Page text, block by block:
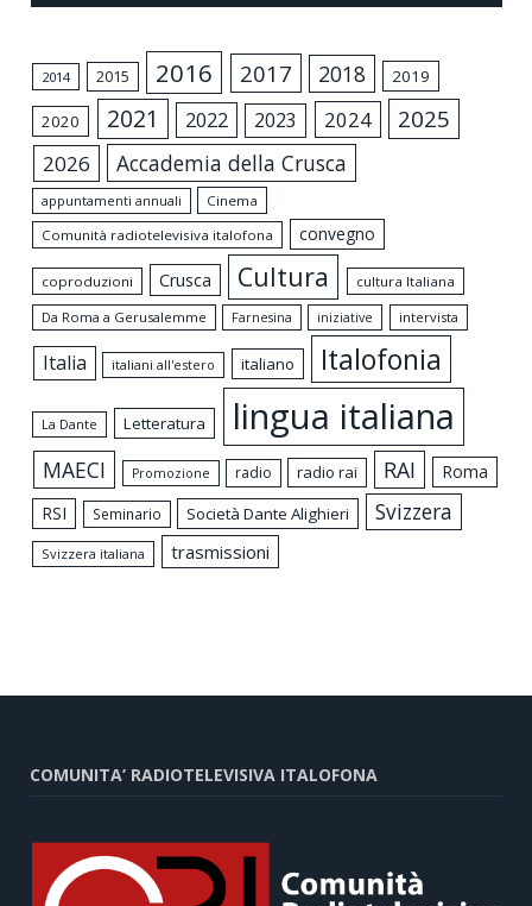
2014 2015 2016 2017 2018 2019
2020 2021 2022 2023 2024 2025
2026 Accademia della Crusca
appuntamenti annuali
Cinema
Comunità radiotelevisiva italofona
convegno
coproduzioni Crusca Cultura
cultura Italiana
Da Roma a Gerusalemme
Farnesina iniziative intervista
Italia italiani all'estero italiano Italofonia
La Dante Letteratura lingua italiana
MAECI Promozione radio radio rai RAI
Roma
RSI
Seminario Società Dante Alighieri Svizzera
Svizzera italiana trasmissioni
COMUNITA’ RADIOTELEVISIVA ITALOFONA